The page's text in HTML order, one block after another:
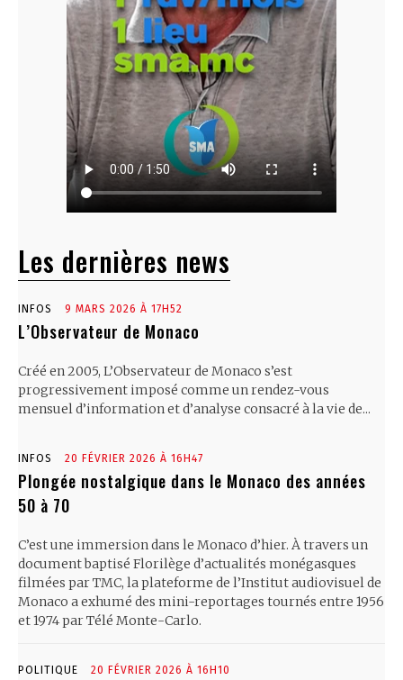
Les dernières news
INFOS 9 MARS 2026 À 17H52
L’Observateur de Monaco
Créé en 2005, L’Observateur de Monaco s’est
progressivement imposé comme un rendez-vous
mensuel d’information et d’analyse consacré à la vie de...
INFOS 20 FÉVRIER 2026 À 16H47
Plongée nostalgique dans le Monaco des années
50 à 70
C’est une immersion dans le Monaco d’hier. À travers un
document baptisé Florilège d’actualités monégasques
filmées par TMC, la plateforme de l’Institut audiovisuel de
Monaco a exhumé des mini-reportages tournés entre 1956
et 1974 par Télé Monte-Carlo.
POLITIQUE 20 FÉVRIER 2026 À 16H10